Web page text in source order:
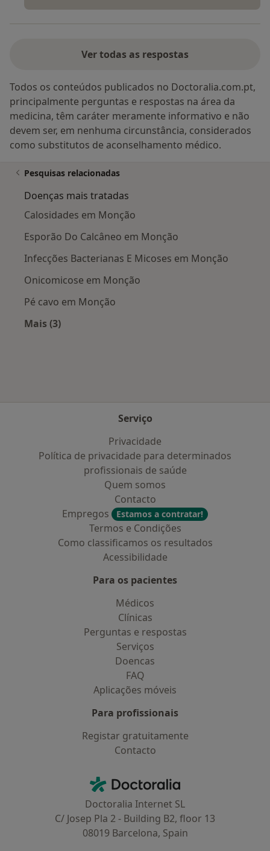
Ver todas as respostas
Todos os conteúdos publicados no Doctoralia.com.pt,
principalmente perguntas e respostas na área da
medicina, têm caráter meramente informativo e não
devem ser, em nenhuma circunstância, considerados
como substitutos de aconselhamento médico.
Pesquisas relacionadas
Doenças mais tratadas
Calosidades em Monção
Esporão Do Calcâneo em Monção
Infecções Bacterianas E Micoses em Monção
Onicomicose em Monção
Pé cavo em Monção
Mais (3)
Serviço
Privacidade
Política de privacidade para determinados
profissionais de saúde
Quem somos
Contacto
Empregos
Estamos a contratar!
Termos e Condições
Como classificamos os resultados
Acessibilidade
Para os pacientes
Médicos
Clínicas
Perguntas e respostas
Serviços
Doencas
FAQ
Aplicações móveis
Para profissionais
Registar gratuitamente
Contacto
Doctoralia - Homepage
Doctoralia Internet SL
C/ Josep Pla 2 - Building B2, floor 13
08019 Barcelona, Spain